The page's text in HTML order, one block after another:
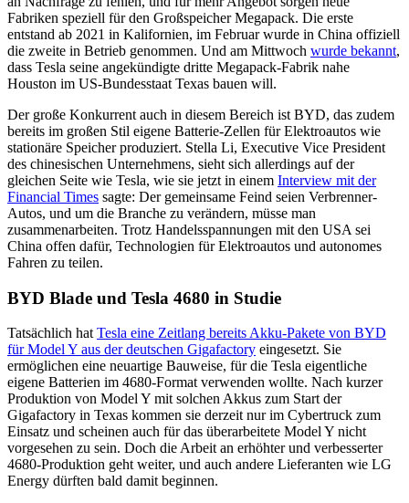
Fabriken speziell für den Großspeicher Megapack. Die erste
entstand ab 2021 in Kalifornien, im Februar wurde in China offiziell
die zweite in Betrieb genommen. Und am Mittwoch wurde bekannt,
dass Tesla seine angekündigte dritte Megapack-Fabrik nahe
Houston im US-Bundesstaat Texas bauen will.
Der große Konkurrent auch in diesem Bereich ist BYD, das zudem
bereits im großen Stil eigene Batterie-Zellen für Elektroautos wie
stationäre Speicher produziert. Stella Li, Executive Vice President
des chinesischen Unternehmens, sieht sich allerdings auf der
gleichen Seite wie Tesla, wie sie jetzt in einem Interview mit der
Financial Times sagte: Der gemeinsame Feind seien Verbrenner-
Autos, und um die Branche zu verändern, müsse man
zusammenarbeiten. Trotz Handelsspannungen mit den USA sei
China offen dafür, Technologien für Elektroautos und autonomes
Fahren zu teilen.
BYD Blade und Tesla 4680 in Studie
Tatsächlich hat Tesla eine Zeitlang bereits Akku-Pakete von BYD
für Model Y aus der deutschen Gigafactory eingesetzt. Sie
ermöglichen eine neuartige Bauweise, für die Tesla eigentliche
eigene Batterien im 4680-Format verwenden wollte. Nach kurzer
Produktion von Model Y mit solchen Akkus zum Start der
Gigafactory in Texas kommen sie derzeit nur im Cybertruck zum
Einsatz und scheinen auch für das überarbeitete Model Y nicht
vorgesehen zu sein. Doch die Arbeit an erhöhter und verbesserter
4680-Produktion geht weiter, und auch andere Lieferanten wie LG
Energy dürften bald damit beginnen.